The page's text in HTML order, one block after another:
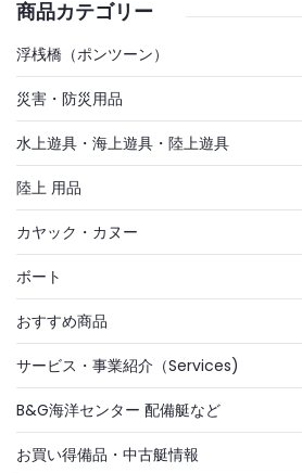
商品カテゴリー
浮桟橋（ポンツーン）
災害・防災用品
水上遊具・海上遊具・陸上遊具
陸上 用品
カヤック・カヌー
ボート
おすすめ商品
サービス・事業紹介（Services)
B&G海洋センター 配備艇など
お買い得備品・中古艇情報